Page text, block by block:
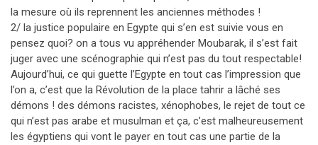
la mesure où ils reprennent les anciennes méthodes !
2/ la justice populaire en Egypte qui s’en est suivie vous en
pensez quoi? on a tous vu appréhender Moubarak, il s’est fait
juger avec une scénographie qui n’est pas du tout respectable!
Aujourd’hui, ce qui guette l’Egypte en tout cas l’impression que
l’on a, c’est que la Révolution de la place tahrir a lâché ses
démons ! des démons racistes, xénophobes, le rejet de tout ce
qui n’est pas arabe et musulman et ça, c’est malheureusement
les égyptiens qui vont le payer en tout cas une partie de la